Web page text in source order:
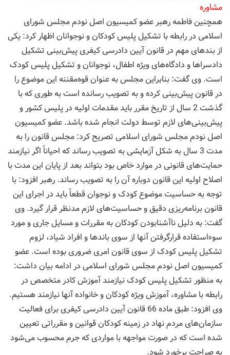
مشاوره
همچنین فاطمه رهبر عضو کمیسیون اصل نودم مجلس شورای
اسلامی در رابطه با تشکیل پلیس کودکان و نوجوانان اظهار کرد: یکی
از بندهای مهم در قانون آیین دادرسی کیفری پیش‌بینی تشکیل
دادسراها و دادگاه‌های ویژه اطفال، نوجوانان و تشکیل پلیس کودک
است. وی گفت: بنابراین مجلس به عنوان قوه‌مقننه این موضوع را
در قانون پیش‌بینی کرده و به تصویب رسانده است به طوری که با
گذشت 2 سال از تاریخ مقرر باید مقدمات اولیه در پلیس کشور و
پیش‌بینی‌های لازم توسط دولت انجام شده باشد. عضو کمیسیون
اصل نودم مجلس شورای اسلامی تصریح کرد: مجلس قانون را به
مدت 3 سال به شکل آزمایشی به تصویب رساند که احیاناً اگر نیازمند
حمایت‌های قانونی در موارد خاص بود بتواند بعد از پایان این مدت با
اصلاح اولیه این قانون دوباره آن را به تصویب رساند. رهبر افزود: با
توجه به حساسیت موضوع کودک و نوجوان قطعاً باید در اجرای این
قانون برنامه‌ریزی دقیق و حساسیت‌های لازم مد‌نظر قرار گیرد. وی
گفت: به دلیل ناآشنا‌بودن کودکان به مقررات و مسایل جاری و مورد
سوءاستفاده قرارگرفتن آنها از سوی باندها و افراد شیاد، لزوم
تشکیل پلیس کودک از سوی قانون امری ضروری بوده است. عضو
کمیسیون اصل نودم مجلس شورای اسلامی در ادامه بیان داشت:
به منظور تشکیل پلیس کودک نیازمند آموزش کادر متخصص در
رابطه با مشاوره، آموزش ویژه کودکان و خانواده آنها نیازمند هستیم.
وی افزود: طبق ماده 66 قانون آیین دادرسی کیفری برای فعالیت
سازمان‌های مردم نهاد در زمینه کودکان قوانین و مقرراتی تعیین
شده است که در صورت مواجهه با مواردی که جرم محسوب می‌شود
به صراحت برخورد شود.